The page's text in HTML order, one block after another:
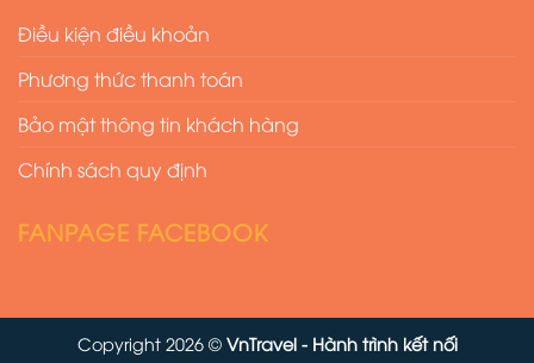
Điều kiện điều khoản
Phương thức thanh toán
Bảo mật thông tin khách hàng
Chính sách quy định
FANPAGE FACEBOOK
Copyright 2026 © VnTravel - Hành trình kết nối